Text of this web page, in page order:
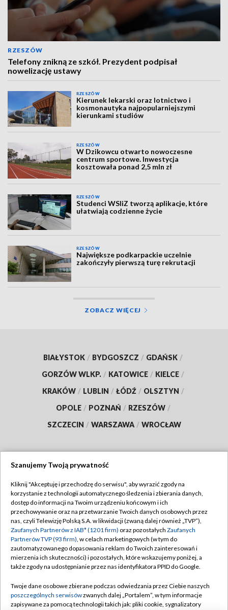
RZESZÓW
Telefony znikną ze szkół. Prezydent podpisał
nowelizację ustawy
RZESZÓW
Kierunek lekarski oraz lotnictwo i
kosmonautyka najpopularniejszymi
kierunkami studiów
RZESZÓW
W Dzikowcu otwarto nowoczesne
centrum sportowe. Inwestycja
kosztowała ponad 2,5 mln zł
RZESZÓW
Studenci WSIiZ tworzą aplikacje, które
ułatwiają codzienne życie
RZESZÓW
Największe podkarpackie uczelnie
zakończyły pierwszą turę rekrutacji
ZOBACZ WIĘCEJ
BIAŁYSTOK / BYDGOSZCZ / GDAŃSK /
GORZÓW WLKP. / KATOWICE / KIELCE /
KRAKÓW / LUBLIN / ŁÓDŹ / OLSZTYN /
OPOLE / POZNAŃ / RZESZÓW /
SZCZECIN / WARSZAWA / WROCŁAW
TVP
Abonament TVP
Emisja w TVP
Centrum informacji TVP
Naziemna Telewizja Cyfrowa
Rada Programowa
Regulamin TVP
Polityka prywatności
Moje zgody
Pomoc
Kontakt
Szanujemy Twoją prywatność
Kliknij "Akceptuję i przechodzę do serwisu", aby wyrazić zgody na
korzystanie z technologii automatycznego śledzenia i zbierania danych,
dostęp do informacji na Twoim urządzeniu końcowym i ich
przechowywanie oraz na przetwarzanie Twoich danych osobowych przez
nas, czyli Telewizję Polską S.A. w likwidacji (zwaną dalej również „TVP”),
Zaufanych Partnerów z IAB* (1201 firm) oraz pozostałych Zaufanych
Partnerów TVP (93 firm), w celach marketingowych (w tym do
zautomatyzowanego dopasowania reklam do Twoich zainteresowań i
mierzenia ich skuteczności) i pozostałych, które wskazujemy poniżej, a
także zgody na udostępnianie przez nas identyfikatora PPID do Google.
Twoje dane osobowe zbierane podczas odwiedzania przez Ciebie naszych
poszczególnych serwisówzwanych dalej „Portalem”, w tym informacje
zapisywane za pomocą technologii takich jak: pliki cookie, sygnalizatory